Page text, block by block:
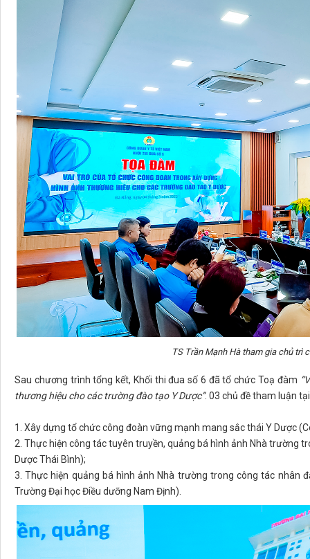
TS Trần Mạnh Hà tham gia chủ trì
Sau chương trình tổng kết, Khối thi đua số 6 đã tổ chức Toạ đàm
thương hiệu cho các trường đào tạo Y Dược”. 03 chủ đề tham luận
1. Xây dựng tổ chức công đoàn vững mạnh mang sắc thái Y Dược
2. Thực hiện công tác tuyên truyền, quảng bá hình ảnh Nhà trường
Dược Thái Bình);
3. Thực hiện quảng bá hình ảnh Nhà trường trong công tác nhân
Trường Đại học Điều dưỡng Nam Định).